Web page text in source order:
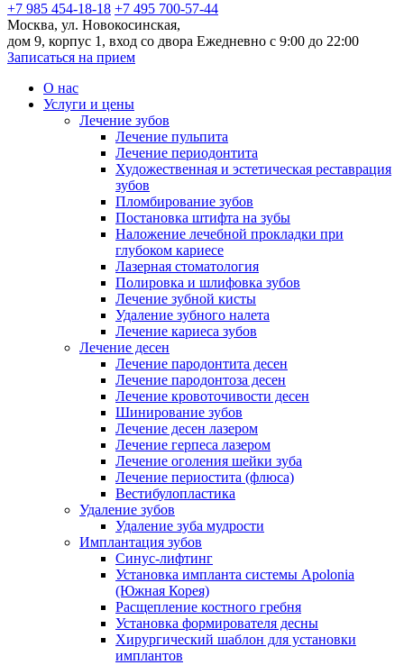
+7 985 454-18-18 +7 495 700-57-44
Москва, ул. Новокосинская,
дом 9, корпус 1, вход со двора Ежедневно с 9:00 до 22:00
Записаться на прием
О нас
Услуги и цены
Лечение зубов
Лечение пульпита
Лечение периодонтита
Художественная и эстетическая реставрация
зубов
Пломбирование зубов
Постановка штифта на зубы
Наложение лечебной прокладки при
глубоком кариесе
Лазерная стоматология
Полировка и шлифовка зубов
Лечение зубной кисты
Удаление зубного налета
Лечение кариеса зубов
Лечение десен
Лечение пародонтита десен
Лечение пародонтоза десен
Лечение кровоточивости десен
Шинирование зубов
Лечение десен лазером
Лечение герпеса лазером
Лечение оголения шейки зуба
Лечение периостита (флюса)
Вестибулопластика
Удаление зубов
Удаление зуба мудрости
Имплантация зубов
Синус-лифтинг
Установка импланта системы Apolonia
(Южная Корея)
Расщепление костного гребня
Установка формирователя десны
Хирургический шаблон для установки
имплантов